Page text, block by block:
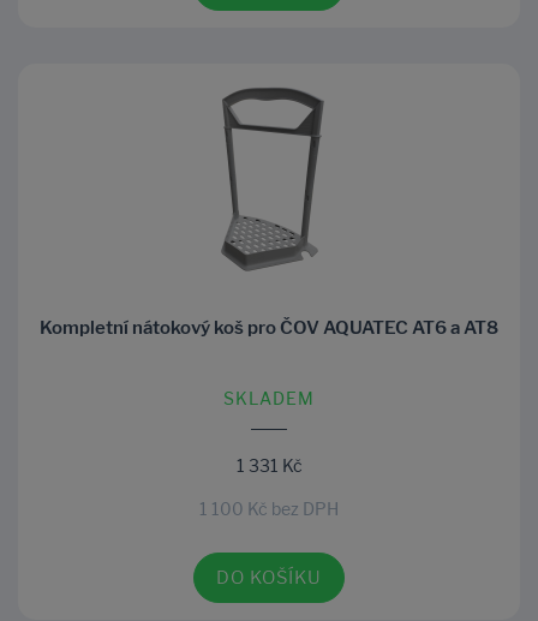
Kompletní nátokový koš pro ČOV AQUATEC AT6 a AT8
SKLADEM
1 331 Kč
1 100 Kč bez DPH
DO KOŠÍKU